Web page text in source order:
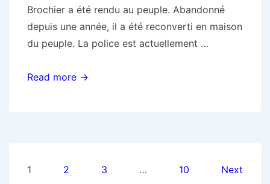
Brochier a été rendu au peuple. Abandonné
depuis une année, il a été reconverti en maison
du peuple. La police est actuellement …
Communiqué
Read more →
Pagination
1 2 3 … 10 Next